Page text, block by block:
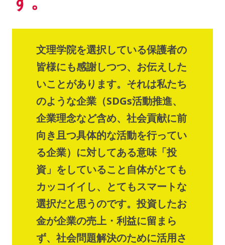
文理学院を選択している保護者の
皆様にも感謝しつつ、お伝えした
いことがあります。それは私たち
のような企業（SDGs活動推進、
企業理念など含め、社会貢献に前
向き且つ具体的な活動を行ってい
る企業）に対してある意味「投
資」をしていること自体がとても
カッコイイし、とてもスマートな
選択だと思うのです。投資したお
金が企業の売上・利益に留まら
ず、社会問題解決のために活用さ